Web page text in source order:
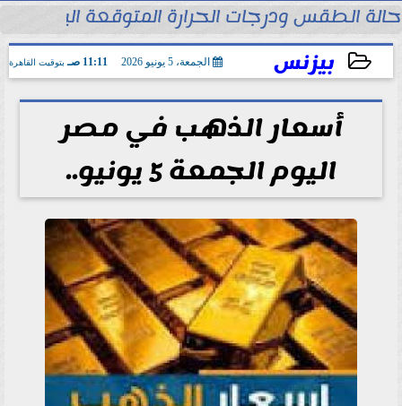
حالة الطقس ودرجات الحرارة المتوقعة اليوم الإثنين 10 أغسطس
بيزنس الجمعة، 5 يونيو 2026 11:11 صـ بتوقيت القاهرة
2026-06-05 11:11:26
أسعار الذهب في مصر
اليوم الجمعة 5 يونيو..